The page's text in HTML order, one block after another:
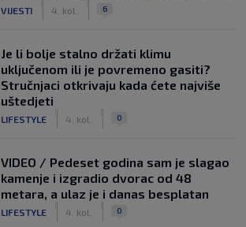
VIJESTI 4. kol. 6
Je li bolje stalno držati klimu
uključenom ili je povremeno gasiti?
Stručnjaci otkrivaju kada ćete najviše
uštedjeti
LIFESTYLE 4. kol. 0
VIDEO / Pedeset godina sam je slagao
kamenje i izgradio dvorac od 48
metara, a ulaz je i danas besplatan
LIFESTYLE 4. kol. 0